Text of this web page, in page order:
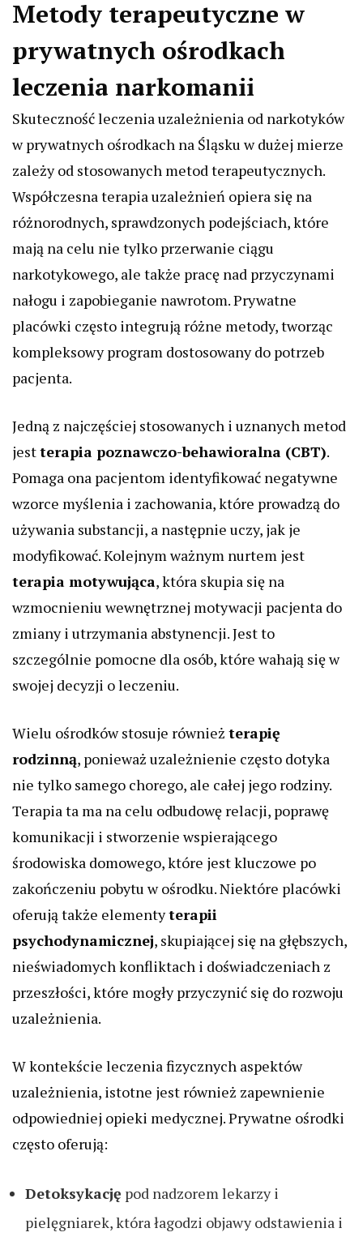
Metody terapeutyczne w
prywatnych ośrodkach
leczenia narkomanii
Skuteczność leczenia uzależnienia od narkotyków
w prywatnych ośrodkach na Śląsku w dużej mierze
zależy od stosowanych metod terapeutycznych.
Współczesna terapia uzależnień opiera się na
różnorodnych, sprawdzonych podejściach, które
mają na celu nie tylko przerwanie ciągu
narkotykowego, ale także pracę nad przyczynami
nałogu i zapobieganie nawrotom. Prywatne
placówki często integrują różne metody, tworząc
kompleksowy program dostosowany do potrzeb
pacjenta.
Jedną z najczęściej stosowanych i uznanych metod
jestterapia poznawczo-behawioralna (CBT).
Pomaga ona pacjentom identyfikować negatywne
wzorce myślenia i zachowania, które prowadzą do
używania substancji, a następnie uczy, jak je
modyfikować. Kolejnym ważnym nurtem jest
terapia motywująca, która skupia się na
wzmocnieniu wewnętrznej motywacji pacjenta do
zmiany i utrzymania abstynencji. Jest to
szczególnie pomocne dla osób, które wahają się w
swojej decyzji o leczeniu.
Wielu ośrodków stosuje również terapię
rodzinną, ponieważ uzależnienie często dotyka
nie tylko samego chorego, ale całej jego rodziny.
Terapia ta ma na celu odbudowę relacji, poprawę
komunikacji i stworzenie wspierającego
środowiska domowego, które jest kluczowe po
zakończeniu pobytu w ośrodku. Niektóre placówki
oferują także elementyterapii
psychodynamicznej, skupiającej się na głębszych,
nieświadomych konfliktach i doświadczeniach z
przeszłości, które mogły przyczynić się do rozwoju
uzależnienia.
W kontekście leczenia fizycznych aspektów
uzależnienia, istotne jest również zapewnienie
odpowiedniej opieki medycznej. Prywatne ośrodki
często oferują:
Detoksykację pod nadzorem lekarzy i
pielęgniarek, która łagodzi objawy odstawienia i